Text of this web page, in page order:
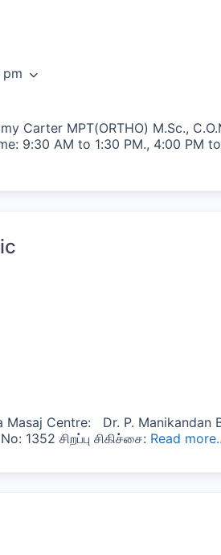
Carter MPT(ORTHO) M.Sc.,
9:30 AM to 1:30 PM., 4:00 PM
Masaj Centre: Dr. P. Manikandan
1352 சிறப்பு சிகிச்சை: Read